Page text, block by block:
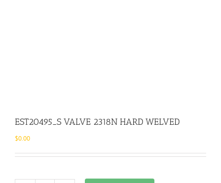
EST20495_S VALVE 2318N HARD WELVED
$0.00